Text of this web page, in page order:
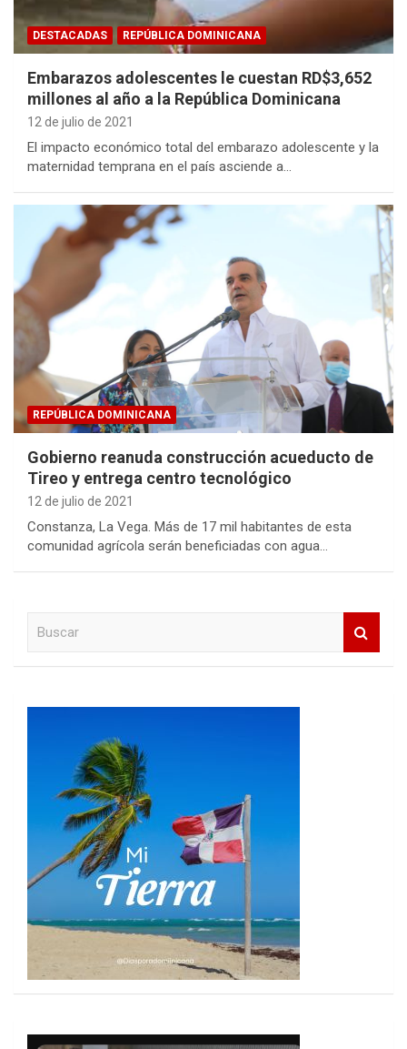
DESTACADAS REPÚBLICA DOMINICANA
Embarazos adolescentes le cuestan RD$3,652
millones al año a la República Dominicana
12 de julio de 2021
El impacto económico total del embarazo adolescente y la
maternidad temprana en el país asciende a…
REPÚBLICA DOMINICANA
Gobierno reanuda construcción acueducto de
Tireo y entrega centro tecnológico
12 de julio de 2021
Constanza, La Vega. Más de 17 mil habitantes de esta
comunidad agrícola serán beneficiadas con agua…